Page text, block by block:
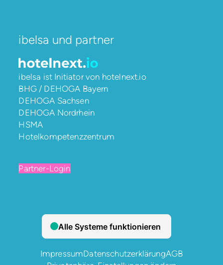
ibelsa und partner
ibelsa ist Initiator von hotelnext.io
BHG / DEHOGA Bayern
DEHOGA Sachsen
DEHOGA Nordrhein
HSMA
Hotelkompetenzzentrum
Partner-Login
ImpressumDatenschutzerklärungAGB